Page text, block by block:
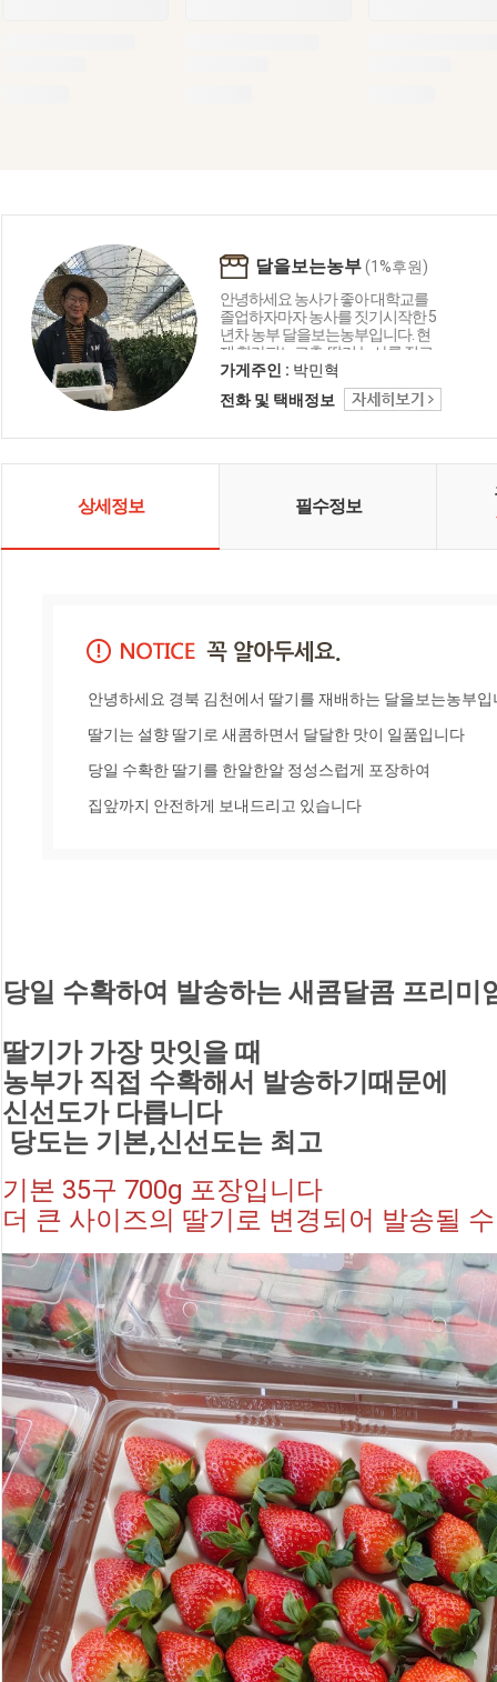
달을보는농부(1%후원)
안녕하세요 농사가 좋아 대학교를
졸업하자마자 농사를 짓기시작한 5
년차 농부 달을보는농부입니다. 현
재 할라피뇨고추, 딸기 농사를 짓고
있으며 ' 농부의 감동을 전하다 ' 라는
이야기로 제가 농사를 지으면서 느
끼는 감동을 그대로 보내드리고자
가게주인 : 박민혁
전화 및 택배정보
상세정보 필수정보
안녕하세요 경북 김천에서 딸기를 재배하는 달을보는농부입
딸기는 설향 딸기로 새콤하면서 달달한 맛이 일품입니다
당일 수확한 딸기를 한알한알 정성스럽게 포장하여
집앞까지 안전하게 보내드리고 있습니다
당일 수확하여 발송하는 새콤달콤 프리미
딸기가 가장 맛잇을 때
농부가 직접 수확해서 발송하기때문에
신선도가 다릅니다
당도는 기본,신선도는 최고
기본 35구 700g 포장입니다
더 큰 사이즈의 딸기로 변경되어 발송될